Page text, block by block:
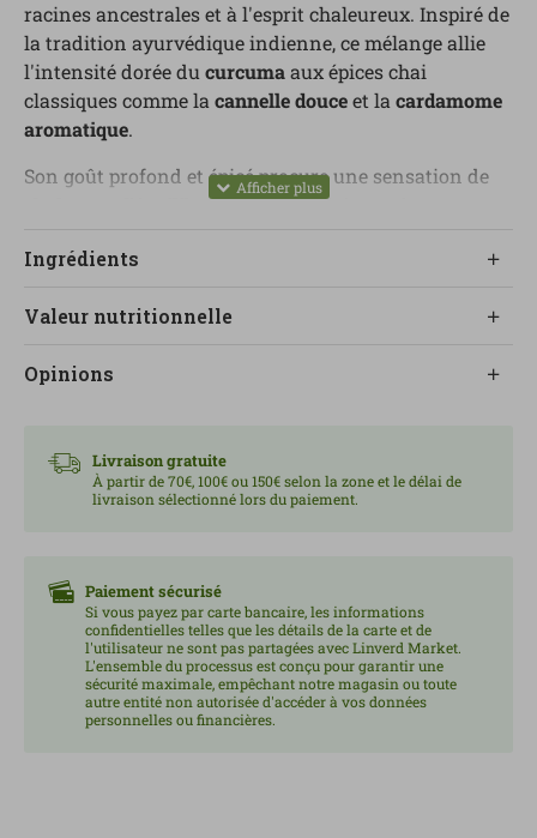
Livraison gratuite
À partir de 70€, 100€ ou 150€ selon la zone et le délai de
livraison sélectionné lors du paiement.
Paiement sécurisé
Si vous payez par carte bancaire, les informations
confidentielles telles que les détails de la carte et de
l'utilisateur ne sont pas partagées avec Linverd Market.
L'ensemble du processus est conçu pour garantir une
sécurité maximale, empêchant notre magasin ou toute
autre entité non autorisée d'accéder à vos données
personnelles ou financières.
racines ancestrales et à l'esprit chaleureux. Inspiré de
la tradition ayurvédique indienne, ce mélange allie
l'intensité dorée du curcumaaux épices chai
classiques comme la cannelle douceet la cardamome
aromatique.
Son goût profond et épicé procure une sensation de
chaleur et d'équilibre intérieur, idéal pour les
pour savourer une tasse qui nourrit le corps et
connecter à la magie du moment présent et se laisser
Ingrédients
Valeur nutritionnelle
Opinions